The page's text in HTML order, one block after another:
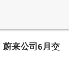
蔚来公司6月交